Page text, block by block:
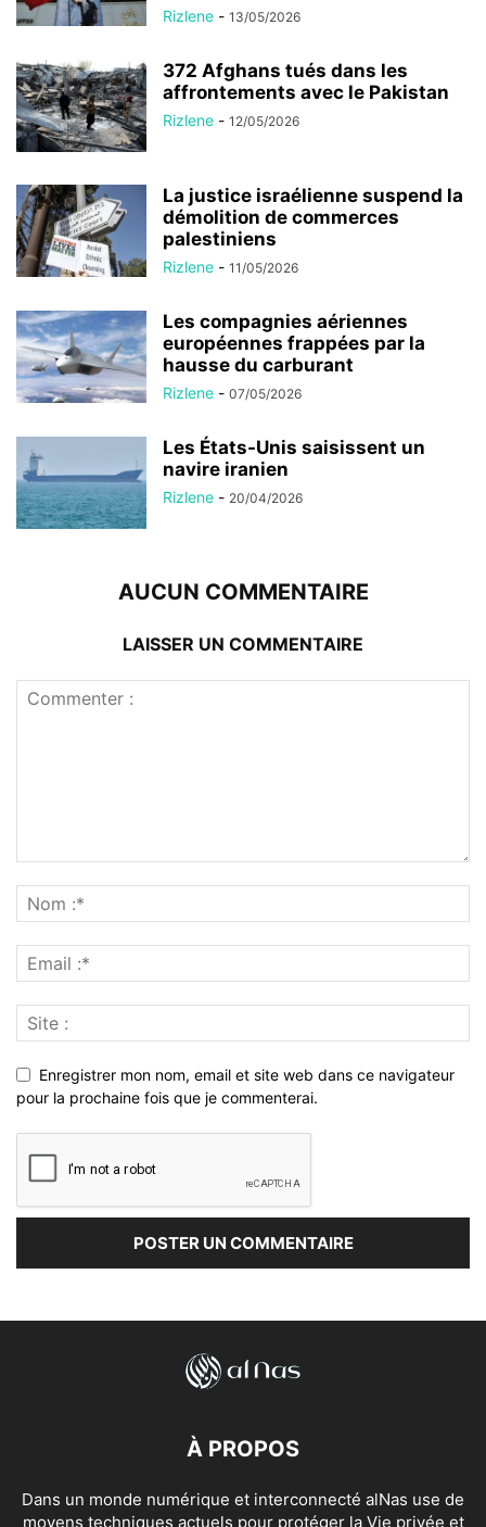
Rizlene - 13/05/2026
372 Afghans tués dans les
affrontements avec le Pakistan
Rizlene - 12/05/2026
La justice israélienne suspend la
démolition de commerces
palestiniens
Rizlene - 11/05/2026
Les compagnies aériennes
européennes frappées par la
hausse du carburant
Rizlene - 07/05/2026
Les États-Unis saisissent un
navire iranien
Rizlene - 20/04/2026
AUCUN COMMENTAIRE
LAISSER UN COMMENTAIRE
Enregistrer mon nom, email et site web dans ce navigateur
pour la prochaine fois que je commenterai.
À PROPOS
Dans un monde numérique et interconnecté alNas use de
moyens techniques actuels pour protéger la Vie privée et